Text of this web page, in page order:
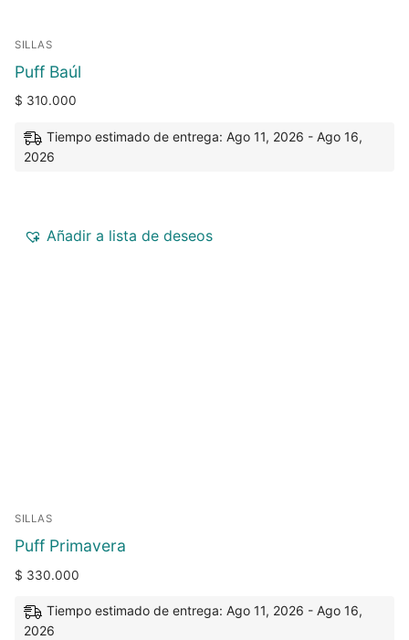
SILLAS
Puff Baúl
$ 310.000
Tiempo estimado de entrega: Ago 11, 2026 - Ago 16,
2026
Añadir a lista de deseos
SILLAS
Puff Primavera
$ 330.000
Tiempo estimado de entrega: Ago 11, 2026 - Ago 16,
2026